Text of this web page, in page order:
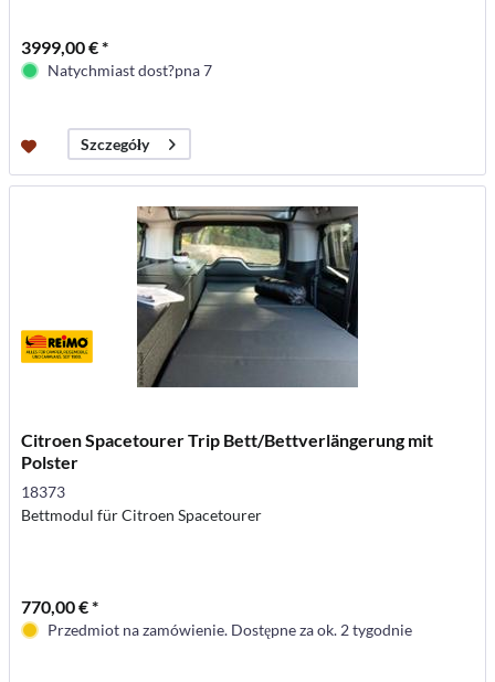
3999,00 € *
Natychmiast dost?pna 7
Szczegóły
Citroen Spacetourer Trip Bett/Bettverlängerung mit
Polster
18373
Bettmodul für Citroen Spacetourer
770,00 € *
Przedmiot na zamówienie. Dostępne za ok. 2 tygodnie